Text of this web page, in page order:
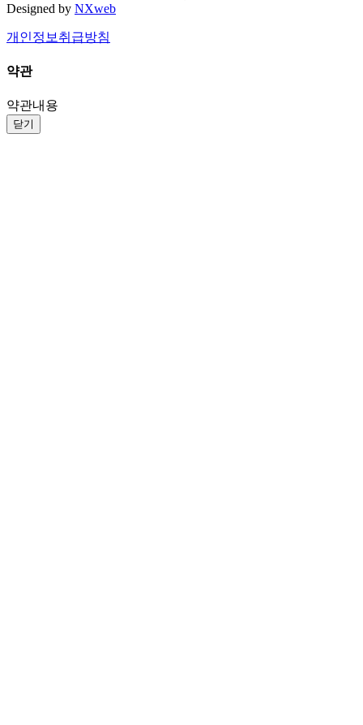
Designed by NXweb
개인정보취급방침
약관
약관내용